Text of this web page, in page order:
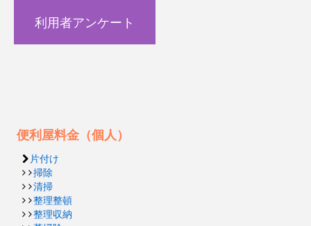
利用者アンケート
便利屋料金（個人）
片付け
掃除
清掃
整理整頓
整理収納